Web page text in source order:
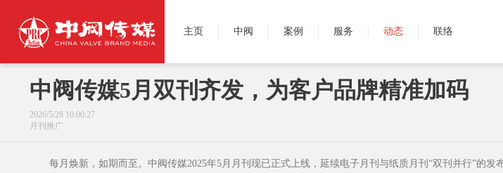
主页 中阀 案例 服务 动态 联络
中阀传媒5月双刊齐发，为客户品牌精准加码
2026/5/28 10:00:27
月刊推广
每月焕新，如期而至。中阀传媒2025年5月月刊现已正式上线，延续电子月刊与纸质月刊“双刊并行”的